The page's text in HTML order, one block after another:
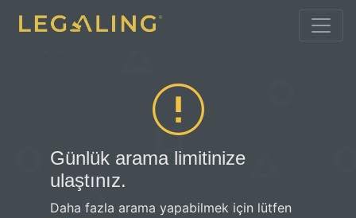
Günlük arama limitinize
ulaştınız.
Daha fazla arama yapabilmek için lütfen